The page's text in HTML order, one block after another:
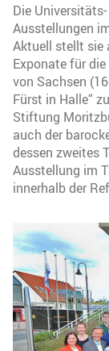
Die
Ausstellungen
Aktuell stellt sie
Exponate für
von Sachsen
Fürst in Halle“
Stiftung
auch der
dessen zweites
Ausstellung im
innerhalb der